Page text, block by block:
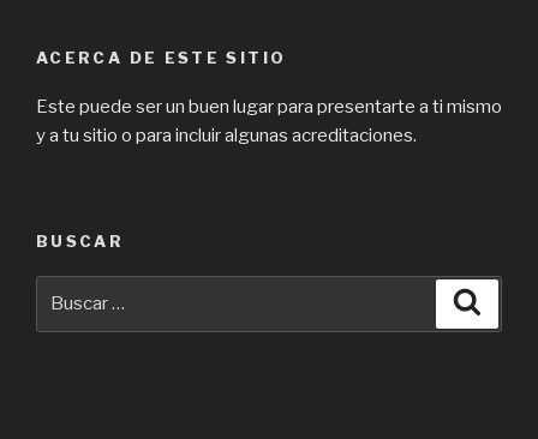
ACERCA DE ESTE SITIO
Este puede ser un buen lugar para presentarte a ti mismo
y a tu sitio o para incluir algunas acreditaciones.
BUSCAR